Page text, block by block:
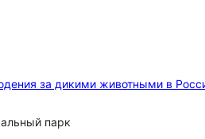
за дикими животными в